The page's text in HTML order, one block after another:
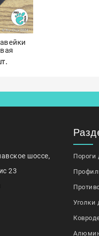
шоссе,
23
Пороги
Уголки